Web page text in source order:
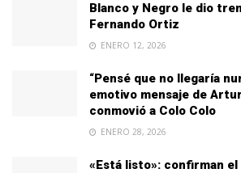
Blanco y Negro le dio
Fernando Ortiz
ENERO 12, 2026
“Pensé que no llegaría
emotivo mensaje de
conmovió a Colo Colo
ENERO 28, 2026
«Está listo»: confirman